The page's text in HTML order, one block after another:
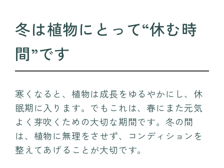
冬は植物にとって“休む時
間”です
寒くなると、植物は成長をゆるやかにし、休
眠期に入ります。でもこれは、春にまた元気
よく芽吹くための大切な期間です。冬の間
は、植物に無理をさせず、コンディションを
整えてあげることが大切です。